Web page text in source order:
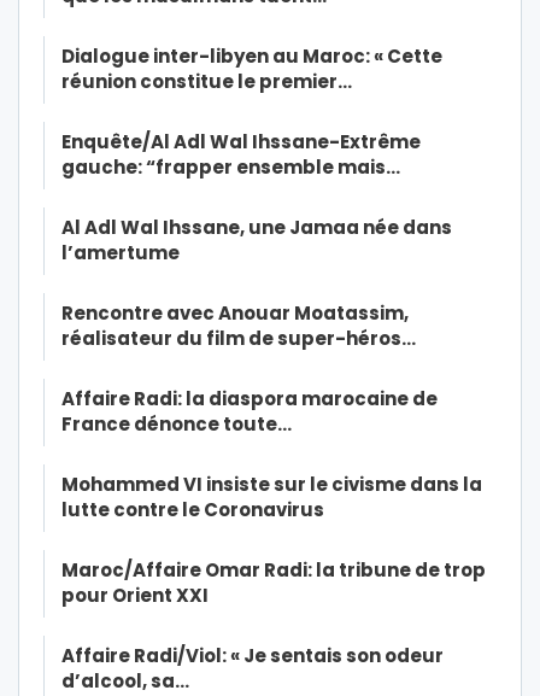
Dialogue inter-libyen au Maroc: « Cette
réunion constitue le premier…
Enquête/Al Adl Wal Ihssane-Extrême
gauche: “frapper ensemble mais…
Al Adl Wal Ihssane, une Jamaa née dans
l’amertume
Rencontre avec Anouar Moatassim,
réalisateur du film de super-héros…
Affaire Radi: la diaspora marocaine de
France dénonce toute…
Mohammed VI insiste sur le civisme dans la
lutte contre le Coronavirus
Maroc/Affaire Omar Radi: la tribune de trop
pour Orient XXI
Affaire Radi/Viol: « Je sentais son odeur
d’alcool, sa…